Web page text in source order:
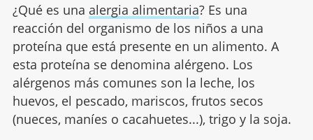
¿Qué es una alergia alimentaria? Es una
reacción del organismo de los niños a una
proteína que está presente en un alimento. A
esta proteína se denomina alérgeno. Los
alérgenos más comunes son la leche, los
huevos, el pescado, mariscos, frutos secos
(nueces, maníes o cacahuetes...), trigo y la soja.